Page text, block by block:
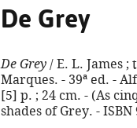
De Grey
De Grey / E. L. James
Marques. - 39ª ed. -
[5] p. ; 24 cm. - (As
shades of Grey. - ISBN